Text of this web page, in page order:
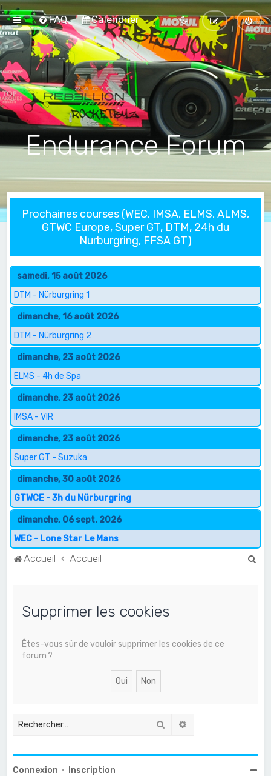
FAQ Calendrier
Endurance Forum
Prochaines courses (WEC, IMSA, ELMS, ALMS,
GTWC Europe, Super GT, DTM, 24h du
Nurburgring, FFSA GT)
samedi, 15 août 2026
DTM - Nürburgring 1
dimanche, 16 août 2026
DTM - Nürburgring 2
dimanche, 23 août 2026
ELMS - 4h de Spa
dimanche, 23 août 2026
IMSA - VIR
dimanche, 23 août 2026
Super GT - Suzuka
dimanche, 30 août 2026
GTWCE - 3h du Nürburgring
dimanche, 06 sept. 2026
WEC - Lone Star Le Mans
Accueil Accueil
Supprimer les cookies
Êtes-vous sûr de vouloir supprimer les cookies de ce
forum ?
Rechercher
Connexion • Inscription